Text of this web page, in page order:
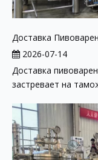
2026-07-14
Доставка
застревает на